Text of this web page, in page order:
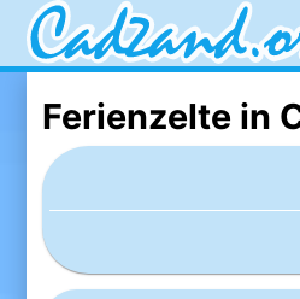
Ferienzelte in